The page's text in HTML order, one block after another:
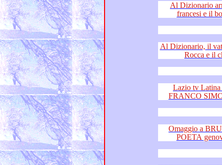
Al Dizionario
Al Dizionario, il vaticanista di
Lazio tv Latina e
Omaggio a